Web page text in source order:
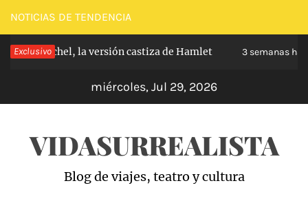
Saltar
al
contenido
NOTICIAS DE TENDENCIA
Exclusivo la versión castiza de Hamlet 3 semanas hace
miércoles, Jul 29, 2026
VIDASURREALISTA
Blog de viajes, teatro y cultura